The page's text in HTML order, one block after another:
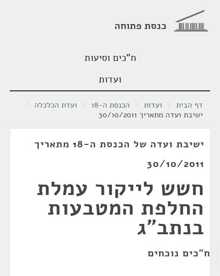
כנסת פתוחה
ח"כים וסיעות
ועדות
דף הבית / ועדות / הכנסת ה-18 / ועדת הכלכלה /
ישיבת ועדה מתאריך 30/10/2011
ישיבת ועדה של הכנסת ה-18 מתאריך
30/10/2011
חשש לייקור עמלת
החלפת המטבעות
בנתב"ג
ח"כים נוכחים